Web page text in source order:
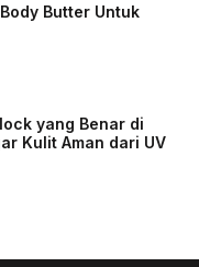
Butter Untuk
yang Benar di
Kulit Aman dari UV